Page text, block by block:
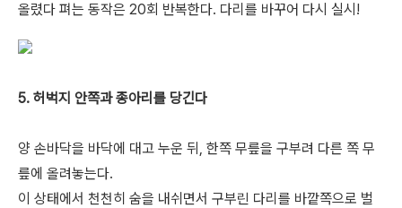
올렸다 펴는 동작은 20회 반복한다. 다리를 바꾸어 다시 실시!
5. 허벅지 안쪽과 종아리를 당긴다
양 손바닥을 바닥에 대고 누운 뒤, 한쪽 무릎을 구부려 다른 쪽 무
릎에 올려놓는다.
이 상태에서 천천히 숨을 내쉬면서 구부린 다리를 바깥쪽으로 벌